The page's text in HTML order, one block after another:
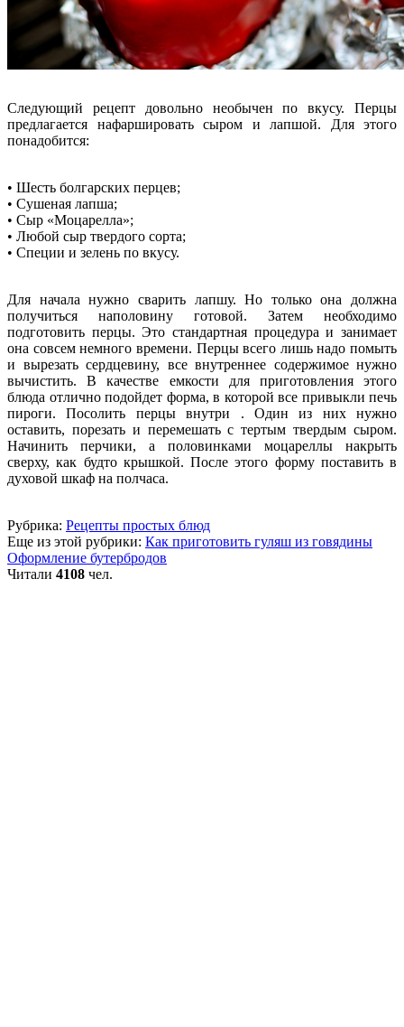
Следующий рецепт довольно необычен по вкусу. Перцы
предлагается нафаршировать сыром и лапшой. Для этого
понадобится:
• Шесть болгарских перцев;
• Сушеная лапша;
• Сыр «Моцарелла»;
• Любой сыр твердого сорта;
• Специи и зелень по вкусу.
Для начала нужно сварить лапшу. Но только она должна
получиться наполовину готовой. Затем необходимо
подготовить перцы. Это стандартная процедура и занимает
она совсем немного времени. Перцы всего лишь надо помыть
и вырезать сердцевину, все внутреннее содержимое нужно
вычистить. В качестве емкости для приготовления этого
блюда отлично подойдет форма, в которой все привыкли печь
пироги. Посолить перцы внутри . Один из них нужно
оставить, порезать и перемешать с тертым твердым сыром.
Начинить перчики, а половинками моцареллы накрыть
сверху, как будто крышкой. После этого форму поставить в
духовой шкаф на полчаса.
Рубрика: Рецепты простых блюд
Еще из этой рубрики: Как приготовить гуляш из говядины
Оформление бутербродов
Читали 4108 чел.